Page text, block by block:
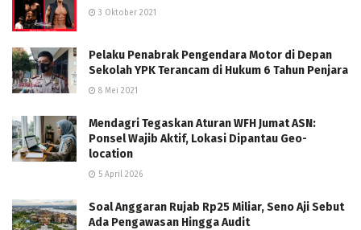
3 Oktober 2021
Pelaku Penabrak Pengendara Motor di Depan
Sekolah YPK Terancam di Hukum 6 Tahun Penjara
8 Mei 2021
Mendagri Tegaskan Aturan WFH Jumat ASN:
Ponsel Wajib Aktif, Lokasi Dipantau Geo-
location
5 April 2026
Soal Anggaran Rujab Rp25 Miliar, Seno Aji Sebut
Ada Pengawasan Hingga Audit